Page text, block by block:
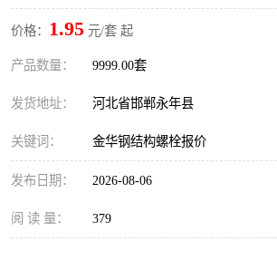
价格： 1.95 元/套 起
产品数量： 9999.00套
发货地址： 河北省邯郸永年县
关键词： 金华钢结构螺栓报价
发布日期： 2026-08-06
阅 读 量： 379